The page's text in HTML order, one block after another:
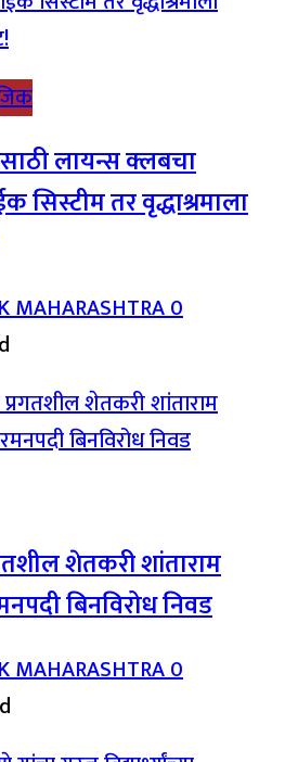
लायन्स क्लबचा
सिस्टीम तर वृद्धाश्रमाला
MAHARASHTRA0
शेतकरी शांताराम
बिनविरोध निवड
MAHARASHTRA0